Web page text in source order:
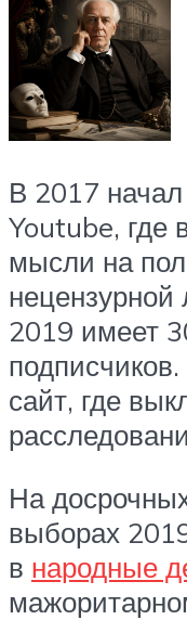
В 2017
Youtube, где
мысли на
2019 имеет
сайт, где
На
выборах
в народные